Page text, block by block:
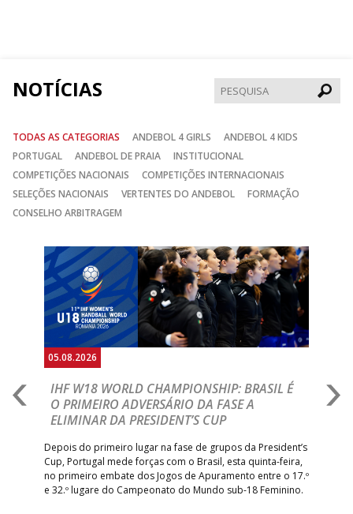
NOTÍCIAS
TODAS AS CATEGORIAS ANDEBOL 4 GIRLS
ANDEBOL 4 KIDS
PORTUGAL
ANDEBOL DE PRAIA
INSTITUCIONAL
COMPETIÇÕES NACIONAIS
COMPETIÇÕES INTERNACIONAIS
SELEÇÕES NACIONAIS
VERTENTES DO ANDEBOL
FORMAÇÃO
CONSELHO ARBITRAGEM
05.08.2026
IHF W18 WORLD CHAMPIONSHIP: BRASIL É
O PRIMEIRO ADVERSÁRIO DA FASE A
ELIMINAR DA PRESIDENT’S CUP
Depois do primeiro lugar na fase de grupos da President’s
Cup, Portugal mede forças com o Brasil, esta quinta-feira,
no primeiro embate dos Jogos de Apuramento entre o 17.º
e 32.º lugare do Campeonato do Mundo sub-18 Feminino.
Anterior